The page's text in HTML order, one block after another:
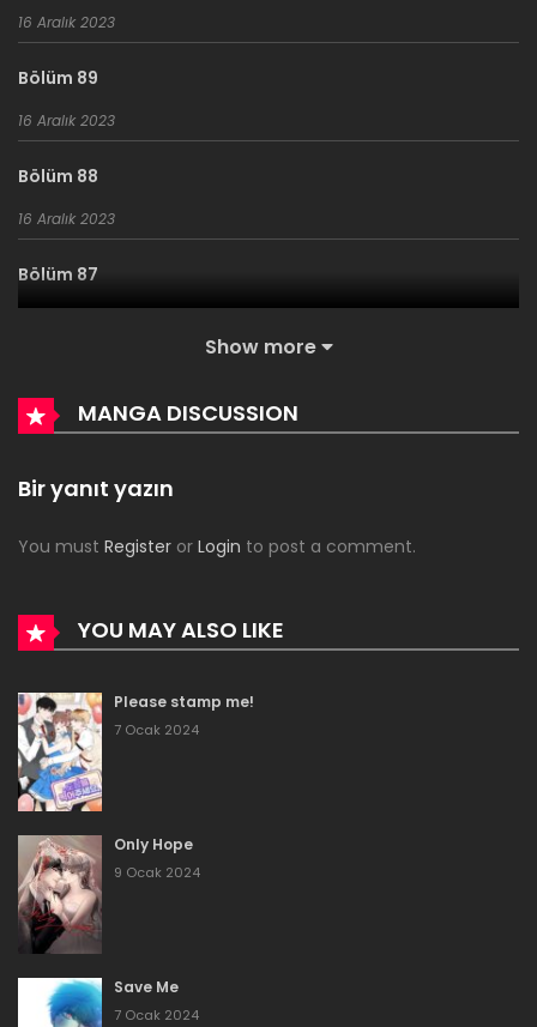
16 Aralık 2023
Bölüm 89
16 Aralık 2023
Bölüm 88
16 Aralık 2023
Bölüm 87
16 Aralık 2023
16 Aralık 2023
16 Aralık 2023
Bölüm 82
16 Aralık 2023
Bölüm 81
16 Aralık 2023
16 Aralık 2023
Show more
MANGA DISCUSSION
Bir yanıt yazın
You must Register or Login to post a comment.
YOU MAY ALSO LIKE
Please stamp me!
7 Ocak 2024
Only Hope
9 Ocak 2024
Save Me
7 Ocak 2024